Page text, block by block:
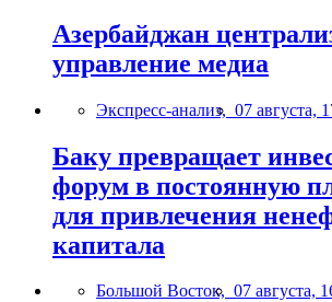
Азербайджан
управление медиа
Экспресс-анализ, 07 августа,
Баку превращает
форум в постоянную
для привлечения
капитала
Большой Восток, 07 августа,